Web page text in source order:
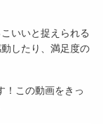
いいと捉えられる
したり、満足度の
！この動画をきっ